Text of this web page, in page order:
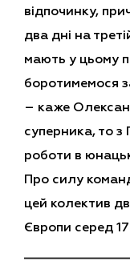
відпочинку,
два дні на
мають у цьому
боротимемося
– каже
суперника, то з
роботи в
Про силу
цей колектив
Європи серед